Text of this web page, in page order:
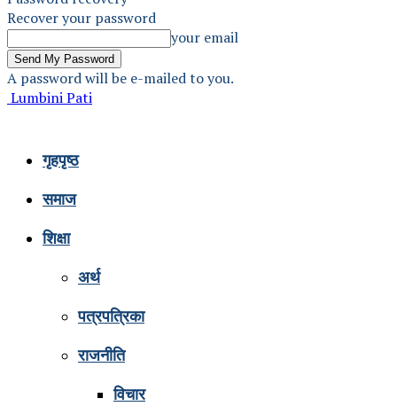
Recover your password
your email
A password will be e-mailed to you.
Lumbini Pati
गृहपृष्ठ
समाज
शिक्षा
अर्थ
पत्रपत्रिका
राजनीति
विचार